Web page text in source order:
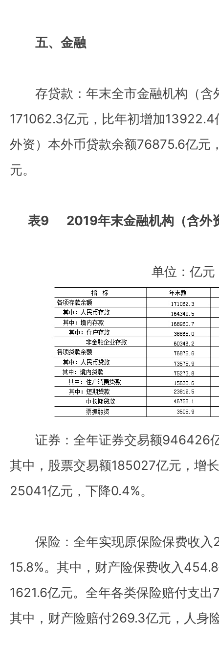
五、金融
存贷款：年末全市金融机构（含
171062.3亿元，比年初增加
外资）本外币贷款余额76875.6亿元
元。
表9 2019年末金融机构（含外
单位：亿元
证券：全年证券交易额946426
其中，股票交易额185027亿元，增
25041亿元，下降0.4%。
保险：全年实现原保险保费收入
15.8%。其中，财产险保费收入
1621.6亿元。全年各类保险赔付支出
其中，财产险赔付269.3亿元，人身